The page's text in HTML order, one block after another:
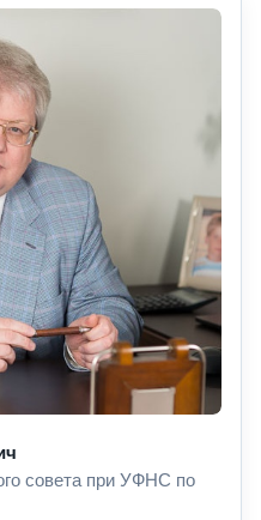
совета при УФНС по